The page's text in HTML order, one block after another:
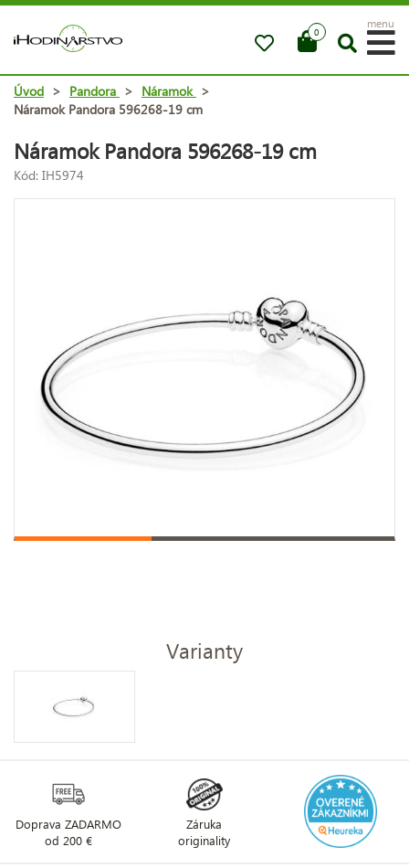
0
menu
Úvod > Pandora > Náramok >
Náramok Pandora 596268-19 cm
Náramok Pandora 596268-19 cm
Kód: IH5974
Varianty
Doprava ZADARMO
od 200 €
Záruka
originality